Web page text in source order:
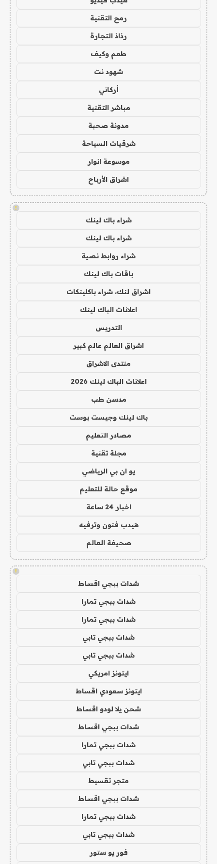
رمح التقنية
رذاذ التجارة
طعم وكيف
شهود نت
أركاني
مباشر التقنية
مدونة صحبة
شرقيات السياحة
موسوعة انوار
اشراق الأرباح
!
شراء باك لينك
شراء باك لينك
شراء روابط نصية
باقات باك لينك
اشراق لنك، شراء باكلينكات
اعلانات الباك لينك
التدريس
اشراق العالم عالم كبير
منتدى الاشراق
اعلانات الباك لينك 2026
مدسن طب
باك لينك وجيست بوست
مصادر التعليم
مجلة تقنية
يو ان بي الرياضي
موقع حالة للتعليم
اخبار 24 ساعة
هيدب فنون وترفيه
صحيفة العالم
!
شدات ببجي اقساط
شدات ببجي تمارا
شدات ببجي تمارا
شدات ببجي تابي
شدات ببجي تابي
ايتونز امريكي
ايتونز سعودي اقساط
شحن يلا لودو اقساط
شدات ببجي اقساط
شدات ببجي تمارا
شدات ببجي تابي
متجر تقسيط
شدات ببجي اقساط
شدات ببجي تمارا
شدات ببجي تابي
فور يو ستور